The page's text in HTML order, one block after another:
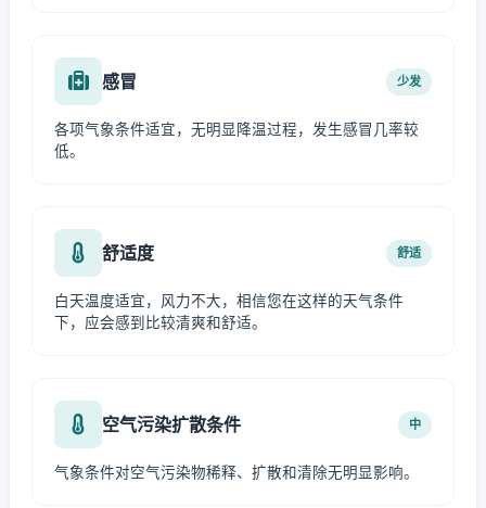
感冒 少发
各项气象条件适宜，无明显降温过程，发生感冒几率较
低。
舒适度 舒适
白天温度适宜，风力不大，相信您在这样的天气条件
下，应会感到比较清爽和舒适。
空气污染扩散条件 中
气象条件对空气污染物稀释、扩散和清除无明显影响。